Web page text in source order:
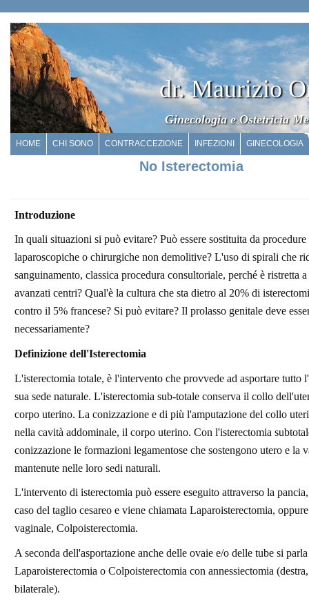
dr. Maurizio
Ginecologia e Ostetricia
HOME CHI SONO CONTRACCEZIONE INFEZIONI GINECOLOGIA
No Isterectomia
Introduzione
In quali situazioni si può evitare? Può essere sostituita da procedure
laparoscopiche o chirurgiche non demolitive? L'uso di spirali che
sanguinamento, classica procedura consultoriale, perché è ristretta
avanzati centri? Qual'è la cultura che sta dietro al 20% di
contro il 5% francese? Si può evitare? Il prolasso genitale deve
necessariamente?
Definizione dell'Isterectomia
L'isterectomia totale, è l'intervento che provvede ad asportare tutto
sua sede naturale. L'isterectomia sub-totale conserva il collo
corpo uterino. La conizzazione e di più l'amputazione del collo
nella cavità addominale, il corpo uterino. Con l'isterectomia
conizzazione le formazioni legamentose che sostengono utero e la
mantenute nelle loro sedi naturali.
L'intervento di isterectomia può essere eseguito attraverso la
caso del taglio cesareo e viene chiamata Laparoisterectomia,
vaginale, Colpoisterectomia.
A seconda dell'asportazione anche delle ovaie e/o delle tube si
Laparoisterectomia o Colpoisterectomia con annessiectomia
bilaterale).